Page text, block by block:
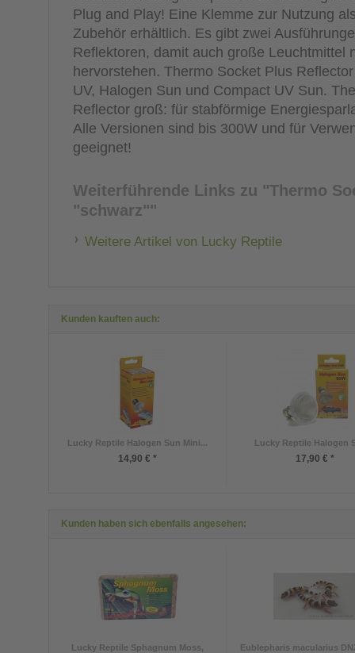
Plug and Play! Eine Klemme zur Nutzung
Zubehör erhältlich. Es gibt zwei
Reflektoren, damit auch große Leuchtmittel
hervorstehen. Thermo Socket Plus
UV, Halogen Sun und Compact UV Sun.
Reflector groß: für stabförmige
Alle Versionen sind bis 300W und für
geeignet!
Weiterführende Links zu "Thermo
"schwarz""
Weitere Artikel von Lucky Reptile
Kunden kauften auch:
Lucky Reptile Halogen Sun Mini...
14,90 € *
Lucky Reptile Halogen
17,90 € *
Kunden haben sich ebenfalls angesehen:
Lucky Reptile Sphagnum Moss,
Eublepharis macularius